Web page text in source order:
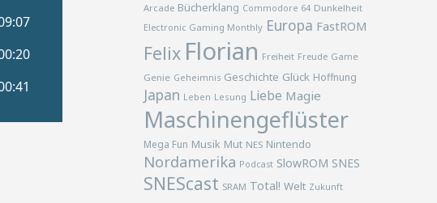
Arcade Bücherklang Commodore 64 Dunkelheit
Electronic Gaming Monthly Europa FastROM
Felix Florian Freiheit Freude Game
Genie Geheimnis Geschichte Glück Hoffnung
Japan Leben Lesung Liebe Magie
Maschinengeflüster
Mega Fun Musik Mut NES Nintendo
Nordamerika Podcast SlowROM SNES
SNEScast SRAM Total! Welt Zukunft